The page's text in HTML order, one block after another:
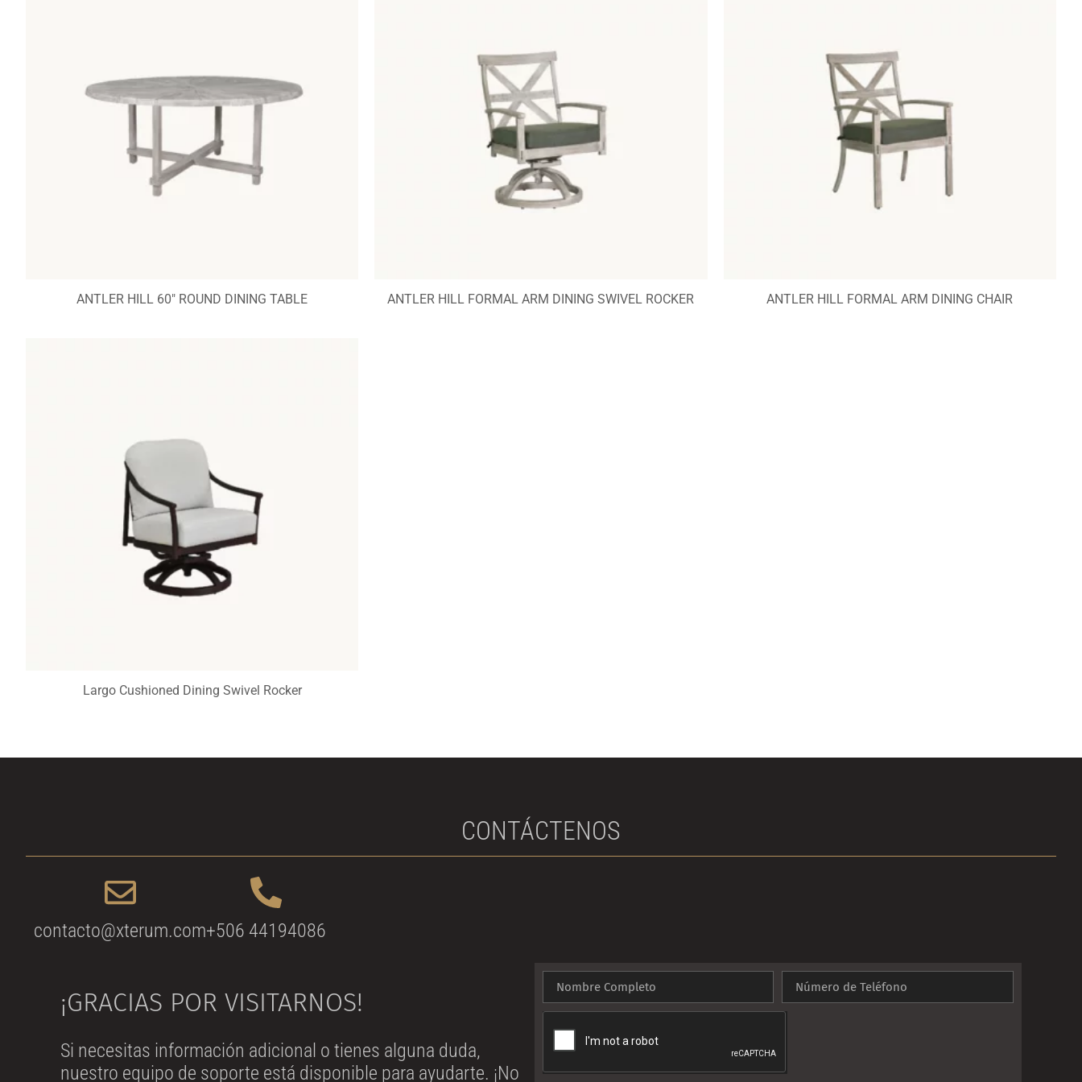
ANTLER HILL 60″ ROUND DINING TABLE ANTLER HILL FORMAL ARM DINING SWIVEL ROCKER ANTLER HILL FORMAL ARM DINING CHAIR
Largo Cushioned Dining Swivel Rocker
CONTÁCTENOS
contacto@xterum.com+506 44194086
¡GRACIAS POR VISITARNOS!
Si necesitas información adicional o tienes alguna duda,
nuestro equipo de soporte está disponible para ayudarte. ¡No